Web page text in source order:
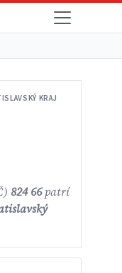
KRAJ
824 66patrí